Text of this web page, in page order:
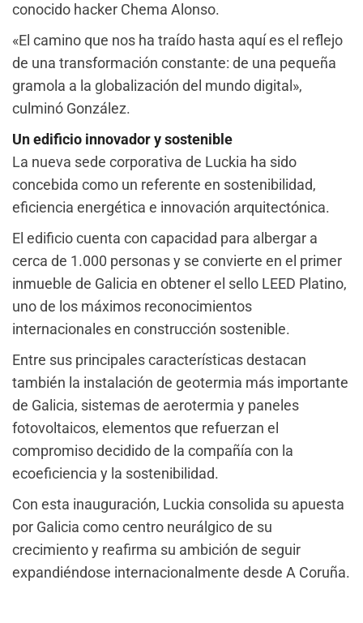
conocido hacker Chema Alonso.
«El camino que nos ha traído hasta aquí es el reflejo
de una transformación constante: de una pequeña
gramola a la globalización del mundo digital»,
culminó González.
Un edificio innovador y sostenible
La nueva sede corporativa de Luckia ha sido
concebida como un referente en sostenibilidad,
eficiencia energética e innovación arquitectónica.
El edificio cuenta con capacidad para albergar a
cerca de 1.000 personas y se convierte en el primer
inmueble de Galicia en obtener el sello LEED Platino,
uno de los máximos reconocimientos
internacionales en construcción sostenible.
Entre sus principales características destacan
también la instalación de geotermia más importante
de Galicia, sistemas de aerotermia y paneles
fotovoltaicos, elementos que refuerzan el
compromiso decidido de la compañía con la
ecoeficiencia y la sostenibilidad.
Con esta inauguración, Luckia consolida su apuesta
por Galicia como centro neurálgico de su
crecimiento y reafirma su ambición de seguir
expandiéndose internacionalmente desde A Coruña.